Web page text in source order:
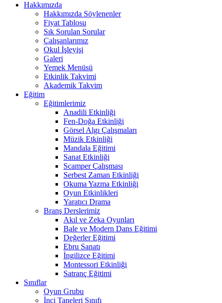
Hakkımızda
Hakkımızda Söylenenler
Fiyat Tablosu
Sık Sorulan Sorular
Çalışanlarımız
Okul İşleyişi
Galeri
Yemek Menüsü
Etkinlik Takvimi
Akademik Takvim
Eğitim
Eğitimlerimiz
Anadili Etkinliği
Fen-Doğa Etkinliği
Görsel Algı Çalışmaları
Müzik Etkinliği
Mandala Eğitimi
Sanat Etkinliği
Scamper Çalışması
Serbest Zaman Etkinliği
Okuma Yazma Etkinliği
Oyun Etkinlikleri
Yaratıcı Drama
Branş Derslerimiz
Akıl ve Zeka Oyunları
Bale ve Modern Dans Eğitimi
Değerler Eğitimi
Ebru Sanatı
İngilizce Eğitimi
Montessori Etkinliği
Satranç Eğitimi
Sınıflar
Oyun Grubu
İnci Taneleri Sınıfı